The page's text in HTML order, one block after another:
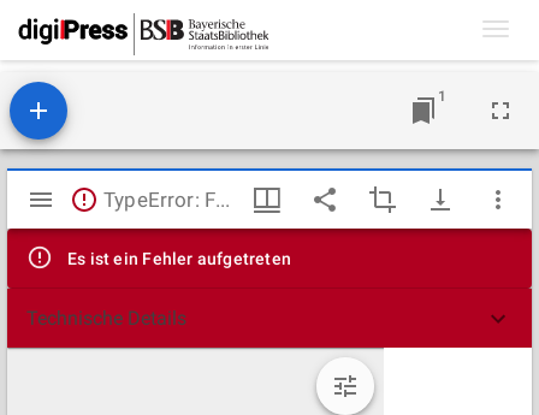
1
Mirador
Viewer
TypeError: Failed to fetch
Es ist ein Fehler aufgetreten
Technische Details